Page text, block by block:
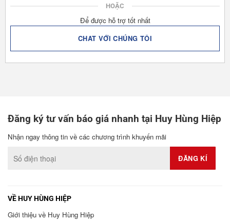
HOẶC
Để được hỗ trợ tốt nhất
CHAT VỚI CHÚNG TÔI
Đăng ký tư vấn báo giá nhanh tại Huy Hùng Hiệp
Nhận ngay thông tin về các chương trình khuyến mãi
VỀ HUY HÙNG HIỆP
Giới thiệu về Huy Hùng Hiệp